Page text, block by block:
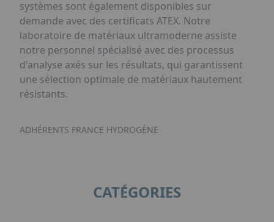
systèmes sont également disponibles sur
demande avec des certificats ATEX. Notre
laboratoire de matériaux ultramoderne assiste
notre personnel spécialisé avec des processus
d'analyse axés sur les résultats, qui garantissent
une sélection optimale de matériaux hautement
résistants.
ADHÉRENTS FRANCE HYDROGÈNE
CATÉGORIES